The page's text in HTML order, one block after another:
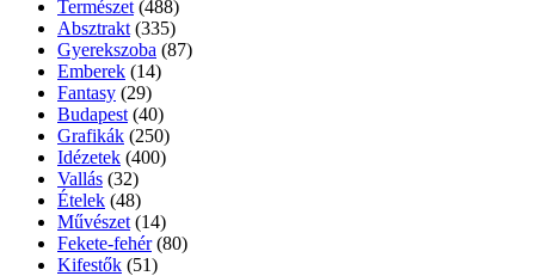
Természet (488)
Absztrakt (335)
Gyerekszoba (87)
Emberek (14)
Fantasy (29)
Budapest (40)
Grafikák (250)
Idézetek (400)
Vallás (32)
Ételek (48)
Művészet (14)
Fekete-fehér (80)
Kifestők (51)